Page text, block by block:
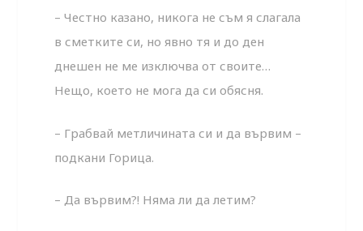
– Честно казано, никога не съм я слагала
в сметките си, но явно тя и до ден
днешен не ме изключва от своите…
Нещо, което не мога да си обясня.
– Грабвай метличината си и да вървим –
подкани Горица.
– Да вървим?! Няма ли да летим?